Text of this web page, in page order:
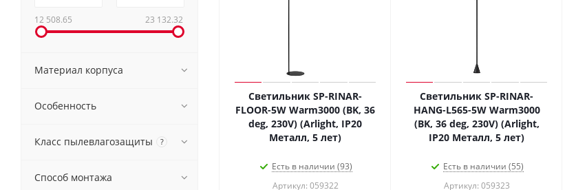
Светильник SP-RINAR-
FLOOR-5W Warm3000 (BK, 36
deg, 230V) (Arlight, IP20
Металл, 5 лет)
Есть в наличии (93)
Артикул: 059322
Светильник SP-RINAR-
HANG-L565-5W Warm3000
(BK, 36 deg, 230V) (Arlight,
IP20 Металл, 5 лет)
Есть в наличии (55)
Артикул: 059323
12 508.65 23 132.32
Материал корпуса
Особенность
Класс пылевлагозащиты ?
Способ монтажа